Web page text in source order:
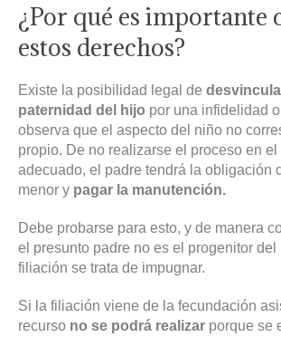
¿Por qué es importante
estos derechos?
Existe la posibilidad legal de
paternidad del hijo por una infidelidad
observa que el aspecto del niño no
propio. De no realizarse el proceso en el
adecuado, el padre tendrá la obligación
menor y pagar la manutención.
Debe probarse para esto, y de manera
el presunto padre no es el progenitor del
filiación se trata de impugnar.
Si la filiación viene de la fecundación
recurso no se podrá realizar porque se